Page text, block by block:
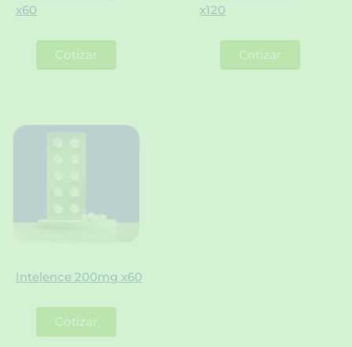
x60
Cotizar
x120
Cotizar
Intelence 200mg x60
Cotizar